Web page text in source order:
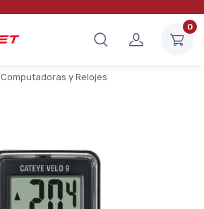
0
Computadoras y Relojes